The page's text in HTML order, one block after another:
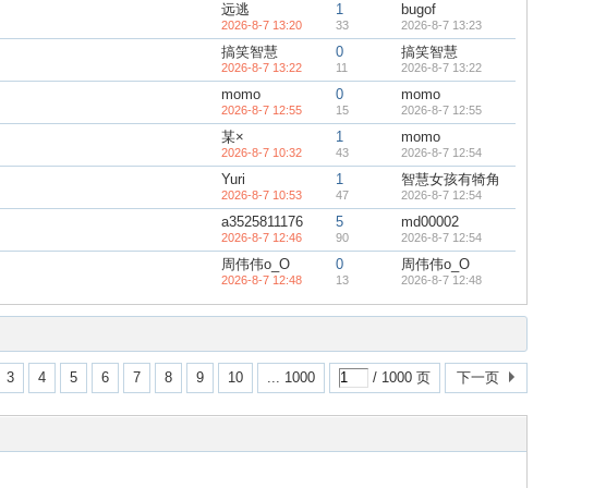
远逃
2026-8-7 13:20
1
33
bugof
2026-8-7 13:23
搞笑智慧
2026-8-7 13:22
0
11
搞笑智慧
2026-8-7 13:22
momo
2026-8-7 12:55
0
15
momo
2026-8-7 12:55
某×
2026-8-7 10:32
1
43
momo
2026-8-7 12:54
Yuri
2026-8-7 10:53
1
47
智慧女孩有犄角
2026-8-7 12:54
a3525811176
2026-8-7 12:46
5
90
md00002
2026-8-7 12:54
周伟伟o_O
2026-8-7 12:48
0
13
周伟伟o_O
2026-8-7 12:48
3 4 5 6 7 8 9 10 ... 1000 / 1000 页 下一页